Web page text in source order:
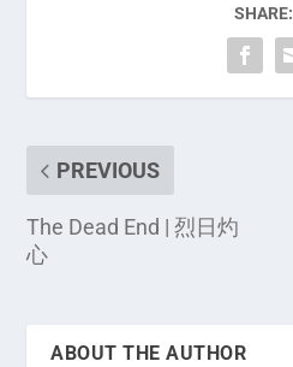
SHARE:
PREVIOUS
The Dead End | 烈日灼
心
ABOUT THE AUTHOR